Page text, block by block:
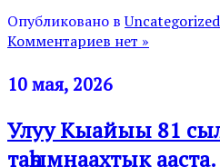
Опубликовано вUncategorized
Комментариев нет »
10 мая, 2026
Улуу Кыайыы 81
таһымнаахтык